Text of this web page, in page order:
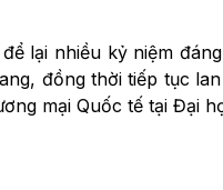
lại nhiều kỷ niệm
đồng thời tiếp tục
mại Quốc tế tại Đại